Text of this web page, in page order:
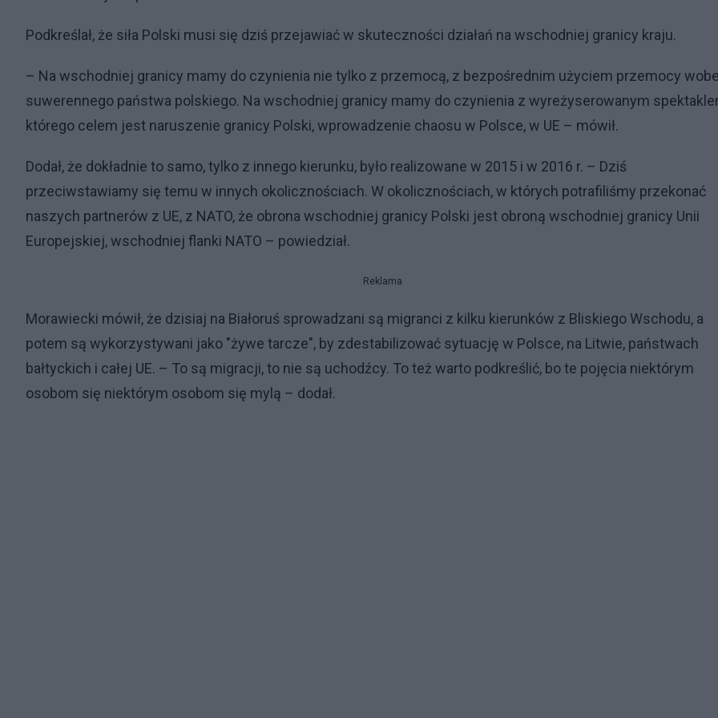
Podkreślał, że siła Polski musi się dziś przejawiać w skuteczności działań na wschodniej granicy kraju.
– Na wschodniej granicy mamy do czynienia nie tylko z przemocą, z bezpośrednim użyciem przemocy
suwerennego państwa polskiego. Na wschodniej granicy mamy do czynienia z wyreżyserowanym
którego celem jest naruszenie granicy Polski, wprowadzenie chaosu w Polsce, w UE – mówił.
Dodał, że dokładnie to samo, tylko z innego kierunku, było realizowane w 2015 i w 2016 r. – Dziś
przeciwstawiamy się temu w innych okolicznościach. W okolicznościach, w których potrafiliśmy przekonać
naszych partnerów z UE, z NATO, że obrona wschodniej granicy Polski jest obroną wschodniej granicy Unii
Europejskiej, wschodniej flanki NATO – powiedział.
Reklama
Morawiecki mówił, że dzisiaj na Białoruś sprowadzani są migranci z kilku kierunków z Bliskiego Wschodu, a
potem są wykorzystywani jako "żywe tarcze", by zdestabilizować sytuację w Polsce, na Litwie, państwach
bałtyckich i całej UE. – To są migracji, to nie są uchodźcy. To też warto podkreślić, bo te pojęcia niektórym
osobom się niektórym osobom się mylą – dodał.